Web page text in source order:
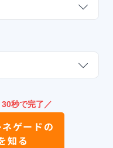
秒で完了／
ゲードの
知る